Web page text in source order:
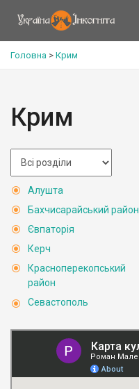
Головна > Крим
Крим
Алушта
Бахчисарайський район
Євпаторія
Керч
Красноперекопський
район
Севастополь